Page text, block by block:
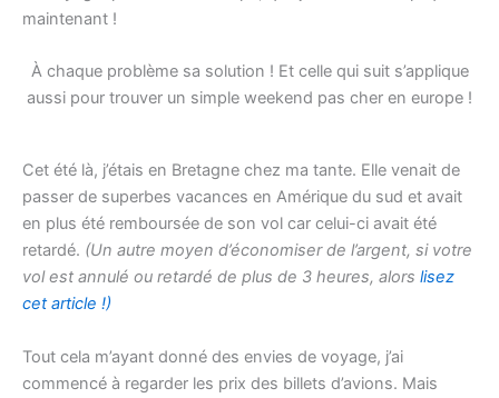
maintenant !
À chaque problème sa solution ! Et celle qui suit s’applique
aussi pour trouver un simple weekend pas cher en europe !
Cet été là, j’étais en Bretagne chez ma tante. Elle venait de
passer de superbes vacances en Amérique du sud et avait
en plus été remboursée de son vol car celui-ci avait été
retardé. (Un autre moyen d’économiser de l’argent, si votre
vol est annulé ou retardé de plus de 3 heures, alors lisez
cet article !)
Tout cela m’ayant donné des envies de voyage, j’ai
commencé à regarder les prix des billets d’avions. Mais